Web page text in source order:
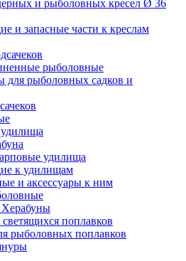
и рыболовных кресел Ø 36
и запасные части к креслам
рыболовные
для рыболовных садков и
удилища
к удилищам
и аксессуары к ним
поплавков
рыболовных поплавков